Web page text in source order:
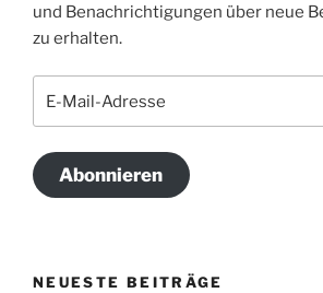
und Benachrichtigungen über neue
zu erhalten.
Mail-
Abonnieren
NEUESTE BEITRÄGE